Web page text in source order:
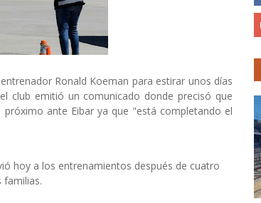
Ronald Koeman para estirar unos días
club emitió un comunicado donde precisó que
ante Eibar ya que "está completando el
hoy a los entrenamientos después de cuatro
familias.